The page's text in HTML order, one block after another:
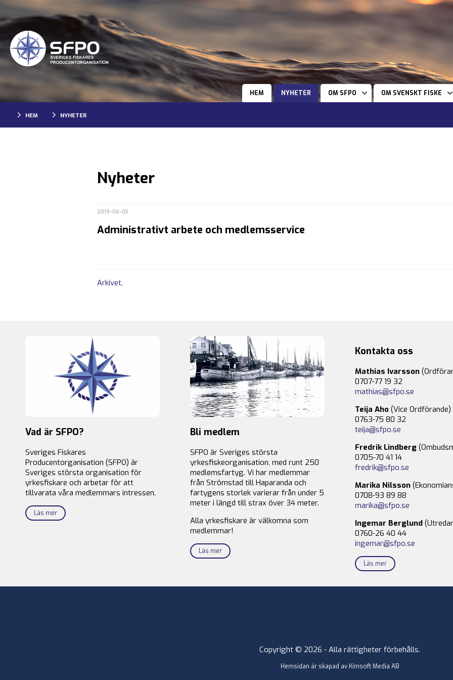
HEM NYHETER OM SFPO OM SVENSKT FISKE
HEM NYHETER
Nyheter
2019-06-05
Administrativt arbete och medlemsservice
Arkivet.
Vad är SFPO?
Sveriges Fiskares
Producentorganisation (SFPO) är
Sveriges största organisation för
yrkesfiskare och arbetar för att
tillvarata våra medlemmars intressen.
Läs mer
Bli medlem
SFPO är Sveriges största
yrkesfiskeorganisation, med runt 250
medlemsfartyg. Vi har medlemmar
från Strömstad till Haparanda och
fartygens storlek varierar från under 5
meter i längd till strax över 34 meter.
Alla yrkesfiskare är välkomna som
medlemmar!
Läs mer
Kontakta oss
Mathias Ivarsson
0707-77 19 32
mathias@sfpo.se
Teija Aho (Vice Ordförande)
0763-75 80 32
teija@sfpo.se
Fredrik Lindberg
0705-70 41 14
fredrik@sfpo.se
Marika Nilsson
0708-93 89 88
marika@sfpo.se
Ingemar Berglund
0760-26 40 44
ingemar@sfpo.se
Läs mer
Copyright © 2026 - Alla rättigheter förbehålls.
Hemsidan är skapad av Kimsoft Media AB